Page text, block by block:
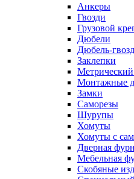
Анкеры
Гвозди
Грузовой
Дюбели
Дюбель-
Заклепки
Монтажные
Замки
Саморезы
Шурупы
Хомуты
Хомуты с
Дверная
Мебельная
Скобяные